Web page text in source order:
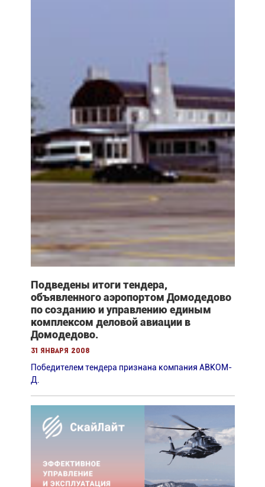
Подведены итоги тендера,
объявленного аэропортом Домодедово
по созданию и управлению единым
комплексом деловой авиации в
Домодедово.
31 января 2008
Победителем тендера признана компания АВКОМ-
Д.